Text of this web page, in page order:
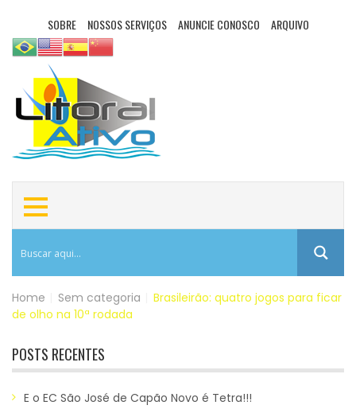
SOBRE NOSSOS SERVIÇOS ANUNCIE CONOSCO ARQUIVO
Home Sem categoria
Brasileirão: quatro jogos para ficar
de olho na 10ª rodada
POSTS RECENTES
E o EC São José de Capão Novo é Tetra!!!